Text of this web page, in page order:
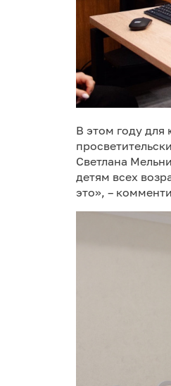
В этом году
Светлана
детям всех
это», –